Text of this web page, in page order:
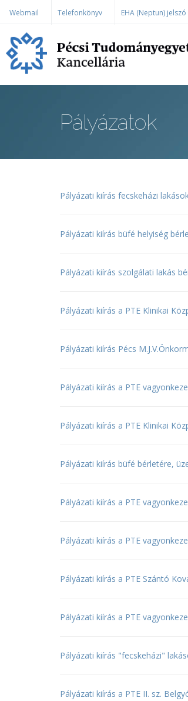
Ugrás a tartalomra
Webmail Telefonkönyv EHA (Neptun)
Pályázatok
Pályázati kiírás fecskeházi
Pályázati kiírás büfé helyiség
Pályázati kiírás szolgálati lakás
Pályázati kiírás a PTE Klinikai
Pályázati kiírás Pécs
Pályázati kiírás a PTE
Pályázati kiírás a PTE Klinikai
Pályázati kiírás büfé bérletére,
Pályázati kiírás a PTE
Pályázati kiírás a PTE
Pályázati kiírás a PTE Szántó
Pályázati kiírás a PTE
Pályázati kiírás "fecskeházi"
Pályázati kiírás a PTE II. sz.